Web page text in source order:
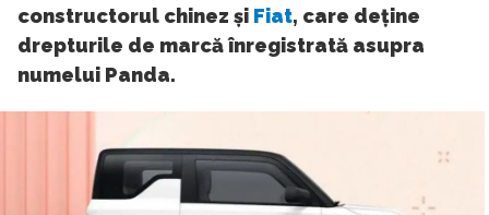
constructorul chinez și Fiat, care deține
drepturile de marcă înregistrată asupra
numelui Panda.